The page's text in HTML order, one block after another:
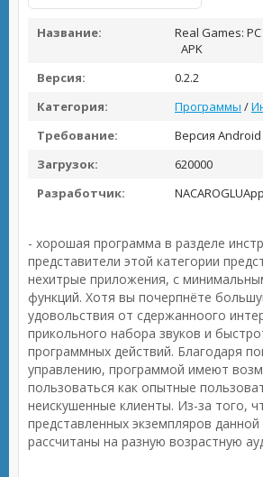
Название:
Real Games:
APK
Версия:
0.2.2
Категория:
Программы /
Требование:
Версия Android
Загрузок:
620000
Разработчик:
NACAROGLUApp
- хорошая программа в разделе
представители этой категории
нехитрые приложения, с
функций. Хотя вы почерпнёте
удовольствия от сдержанноого
прикольного набора звуков и
программных действий. Благодаря
управлению, программой имеют
пользоваться как опытные
неискушенные клиенты. Из-за того,
представленных экземпляров данной
рассчитаны на разную возрастную